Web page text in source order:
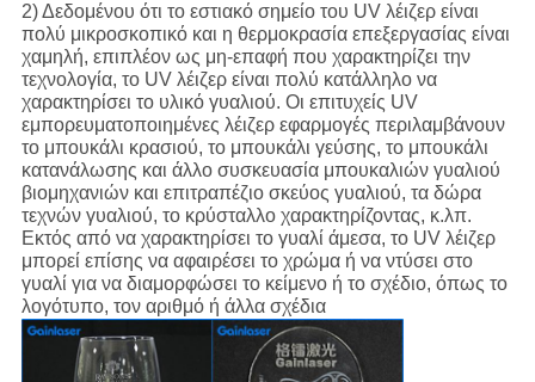
2) Δεδομένου ότι το εστιακό σημείο του UV λέιζερ είναι
πολύ μικροσκοπικό και η θερμοκρασία επεξεργασίας είναι
χαμηλή, επιπλέον ως μη-επαφή που χαρακτηρίζει την
τεχνολογία, το UV λέιζερ είναι πολύ κατάλληλο να
χαρακτηρίσει το υλικό γυαλιού. Οι επιτυχείς UV
εμπορευματοποιημένες λέιζερ εφαρμογές περιλαμβάνουν
το μπουκάλι κρασιού, το μπουκάλι γεύσης, το μπουκάλι
κατανάλωσης και άλλο συσκευασία μπουκαλιών γυαλιού
βιομηχανιών και επιτραπέζιο σκεύος γυαλιού, τα δώρα
τεχνών γυαλιού, το κρύσταλλο χαρακτηρίζοντας, κ.λπ.
Εκτός από να χαρακτηρίσει το γυαλί άμεσα, το UV λέιζερ
μπορεί επίσης να αφαιρέσει το χρώμα ή να ντύσει στο
γυαλί για να διαμορφώσει το κείμενο ή το σχέδιο, όπως το
λογότυπο, τον αριθμό ή άλλα σχέδια